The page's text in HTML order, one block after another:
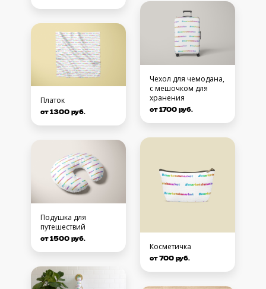
Платок
от 1300 руб.
Подушка для
путешествий
от 1500 руб.
Чехол для чемодана,
с мешочком для
хранения
от 1700 руб.
Косметичка
от 700 руб.